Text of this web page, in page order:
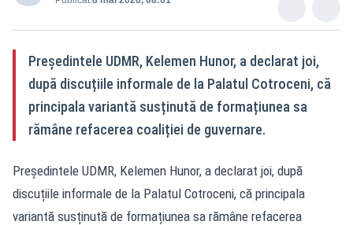
Președintele UDMR, Kelemen Hunor, a declarat joi,
după discuțiile informale de la Palatul Cotroceni, că
principala variantă susținută de formațiunea sa
rămâne refacerea coaliției de guvernare.
Președintele UDMR, Kelemen Hunor, a declarat joi, după
discuțiile informale de la Palatul Cotroceni, că principala
variantă susținută de formațiunea sa rămâne refacerea